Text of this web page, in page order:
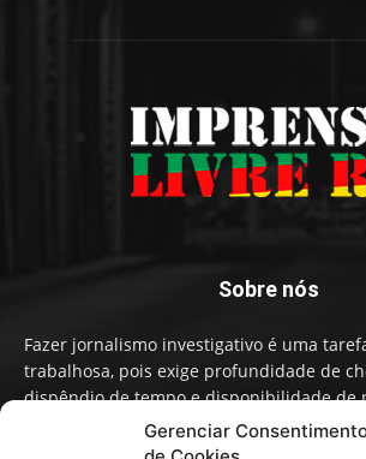
Gerenciar
Sobre nós
Fazer jornalismo investigativo é uma
trabalhosa, pois exige profundidade de
dispêndio de tempo e disponibilidade de
influenciam na qualidade de informação e
Imprensa Livre RS faz um Jornalismo